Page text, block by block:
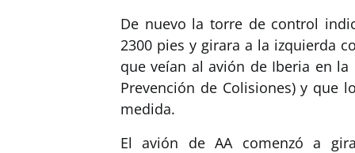
De nuevo la torre de control
2300 pies y girara a la izquierda
que veían al avión de Iberia en la
Prevención de Colisiones) y que
medida.
El avión de AA comenzó a